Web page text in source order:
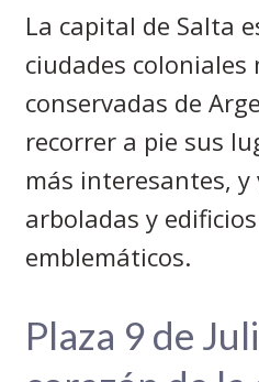
La capital de Salta
ciudades coloniales
conservadas de
recorrer a pie sus
más interesantes,
arboladas y
emblemáticos.
Plaza 9 de